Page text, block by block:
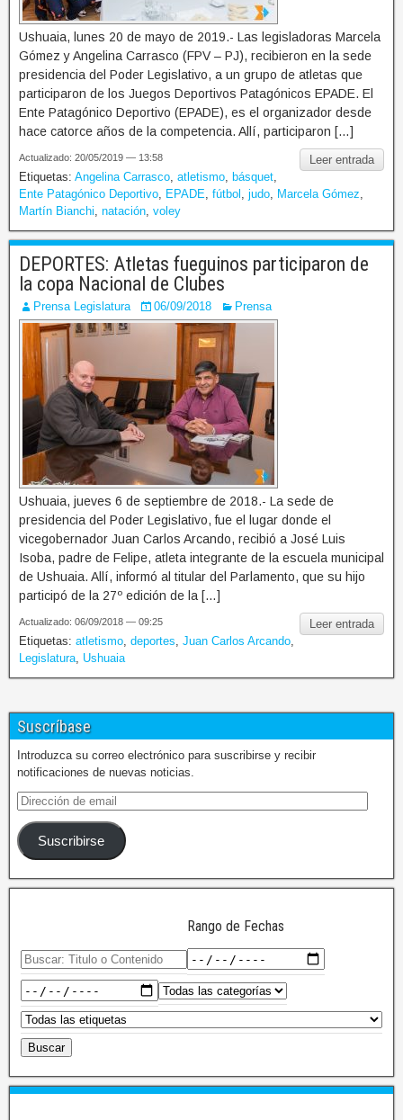
Ushuaia, lunes 20 de mayo de 2019.- Las legisladoras Marcela
Gómez y Angelina Carrasco (FPV – PJ), recibieron en la sede
presidencia del Poder Legislativo, a un grupo de atletas que
participaron de los Juegos Deportivos Patagónicos EPADE. El
Ente Patagónico Deportivo (EPADE), es el organizador desde
hace catorce años de la competencia. Allí, participaron […]
Leer entrada
Actualizado: 20/05/2019 — 13:58
Etiquetas: Angelina Carrasco atletismo básquet
Ente Patagónico Deportivo
EPADE fútbol judo Marcela Gómez
Martín Bianchi natación voley
DEPORTES: Atletas fueguinos participaron de
la copa Nacional de Clubes
Prensa Legislatura 06/09/2018 Prensa
Ushuaia, jueves 6 de septiembre de 2018.- La sede de
presidencia del Poder Legislativo, fue el lugar donde el
vicegobernador Juan Carlos Arcando, recibió a José Luis
Isoba, padre de Felipe, atleta integrante de la escuela municipal
de Ushuaia. Allí, informó al titular del Parlamento, que su hijo
participó de la 27º edición de la […]
Leer entrada
Actualizado: 06/09/2018 — 09:25
Etiquetas: atletismo deportes Juan Carlos Arcando
Legislatura Ushuaia
Suscríbase
Introduzca su correo electrónico para suscribirse y recibir
notificaciones de nuevas noticias.
Suscribirse
Rango de Fechas